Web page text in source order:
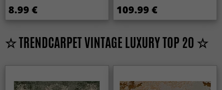
8.99 € 109.99 €
☆ TRENDCARPET VINTAGE LUXURY TOP 20 ☆